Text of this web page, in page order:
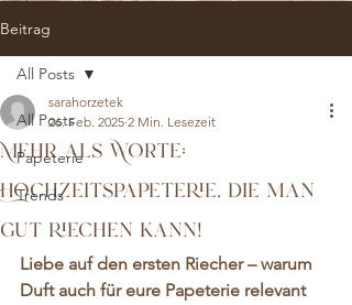
Beitrag
All Posts
Papeterie
Trends
All Posts
Mehr als Worte:
Hochzeitspapeterie, die man
gut riechen kann!
sarahorzetek
26. Feb. 2025 2 Min. Lesezeit
Liebe auf den ersten Riecher – warum
Duft auch für eure Papeterie relevant